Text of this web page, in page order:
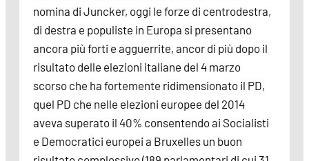
nomina di Juncker, oggi le forze di centrodestra,
di destra e populiste in Europa si presentano
ancora più forti e agguerrite, ancor di più dopo il
risultato delle elezioni italiane del 4 marzo
scorso che ha fortemente ridimensionato il PD,
quel PD che nelle elezioni europee del 2014
aveva superato il 40% consentendo ai Socialisti
e Democratici europei a Bruxelles un buon